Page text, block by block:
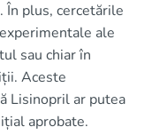
În plus, cercetările
ale
sau chiar în
Aceste
Lisinopril ar putea
aprobate.